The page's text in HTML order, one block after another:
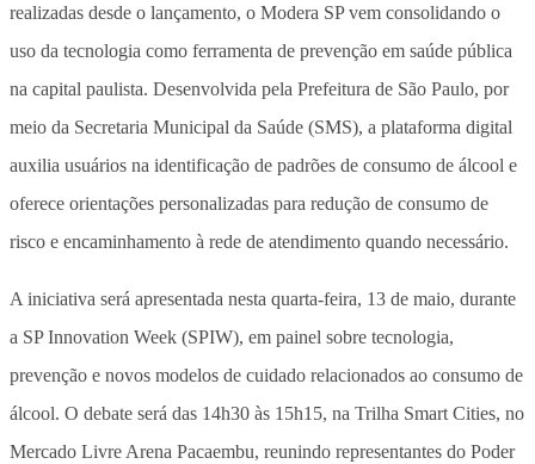
realizadas desde o lançamento, o Modera SP vem consolidando o
uso da tecnologia como ferramenta de prevenção em saúde pública
na capital paulista. Desenvolvida pela Prefeitura de São Paulo, por
meio da Secretaria Municipal da Saúde (SMS), a plataforma digital
auxilia usuários na identificação de padrões de consumo de álcool e
oferece orientações personalizadas para redução de consumo de
risco e encaminhamento à rede de atendimento quando necessário.
A iniciativa será apresentada nesta quarta-feira, 13 de maio, durante
a SP Innovation Week (SPIW), em painel sobre tecnologia,
prevenção e novos modelos de cuidado relacionados ao consumo de
álcool. O debate será das 14h30 às 15h15, na Trilha Smart Cities, no
Mercado Livre Arena Pacaembu, reunindo representantes do Poder